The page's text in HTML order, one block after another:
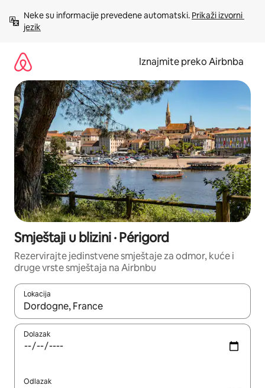
sadržaj
Neke su informacije prevedene automatski. Prikaži izvorni
jezik
Iznajmite preko Airbnba
Smještaji u blizini · Périgord
Rezervirajte jedinstvene smještaje za odmor, kuće i
druge vrste smještaja na Airbnbu
Lokacija
Kada budu dostupni rezultati, moći ćete ih pregledati
Dolazak
Odlazak